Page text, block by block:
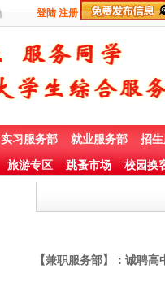
登陆 注册
实习服务部 就业服务部 招
旅游专区 跳蚤市场 校园换
【兼职服务部】：诚聘